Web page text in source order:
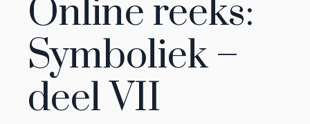
Online reeks:
Symboliek –
deel VII